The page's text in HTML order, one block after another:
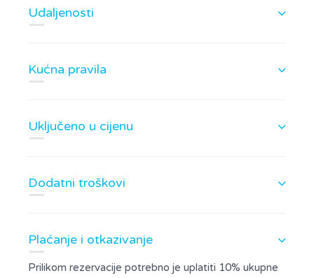
Udaljenosti
Kućna pravila
Uključeno u cijenu
Dodatni troškovi
Plaćanje i otkazivanje
Prilikom rezervacije potrebno je uplatiti 10% ukupne